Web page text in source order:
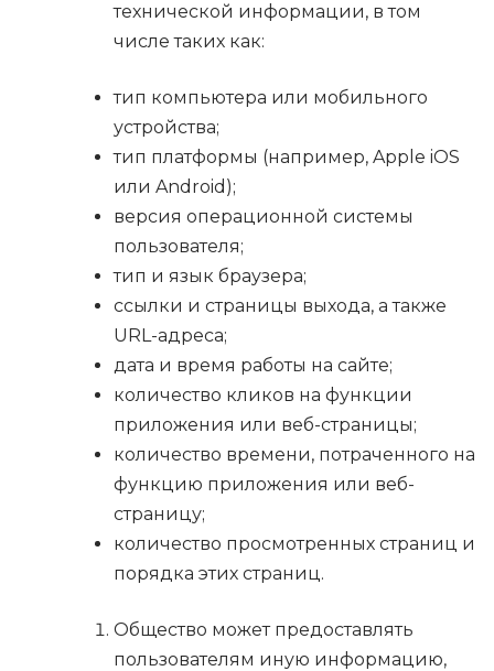
технической информации, в том
числе таких как:
тип компьютера или мобильного
устройства;
тип платформы (например, Apple iOS
или Android);
версия операционной системы
пользователя;
тип и язык браузера;
ссылки и страницы выхода, а также
URL-адреса;
дата и время работы на сайте;
количество кликов на функции
приложения или веб-страницы;
количество времени, потраченного на
функцию приложения или веб-
страницу;
количество просмотренных страниц и
порядка этих страниц.
Общество может предоставлять
пользователям иную информацию,